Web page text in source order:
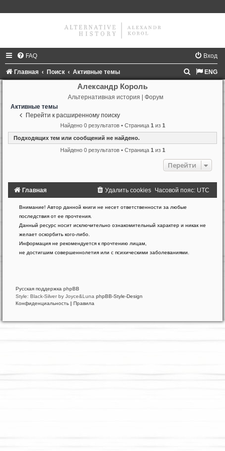
FAQ Вход
Главная Поиск Активные темы ENG
Александр Король
Альтернативная история | Форум
Активные темы
Перейти к расширенному поиску
Найдено 0 результатов • Страница 1 из 1
Подходящих тем или сообщений не найдено.
Найдено 0 результатов • Страница 1 из 1
Перейти
Главная Часовой пояс: UTC
Удалить cookies
Внимание! Автор данной книги не несет ответственности за любые
последствия от ее прочтения.
Данный ресурс носит исключительно ознакомительный характер и никак не
желает оскорбить кого-либо.
Информация не рекомендуется к прочтению лицам,
не достигшим совершеннолетия или с психическими заболеваниями.
Создано
на
основе
phpBB®
Forum
Software
Русская поддержка phpBB
Style: Black-Silver by Joyce&Luna phpBB-Style-Design
Конфиденциальность | Правила